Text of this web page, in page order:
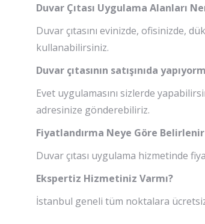
Duvar Çıtası Uygulama Alanları
Duvar çıtasını evinizde, ofisinizde,
kullanabilirsiniz.
Duvar çıtasının satışınıda
Evet uygulamasını sizlerde
adresinize gönderebiliriz.
Fiyatlandırma Neye Göre
Duvar çıtası uygulama hizmetinde
Ekspertiz Hizmetiniz Varmı?
İstanbul geneli tüm noktalara